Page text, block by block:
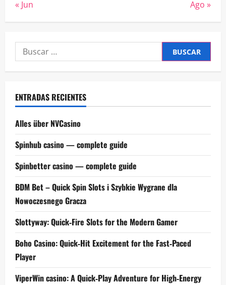
« Jun Ago »
Buscar:
ENTRADAS RECIENTES
Alles über NVCasino
Spinhub casino — complete guide
Spinbetter casino — complete guide
BDM Bet – Quick Spin Slots i Szybkie Wygrane dla
Nowoczesnego Gracza
Slottyway: Quick‑Fire Slots for the Modern Gamer
Boho Casino: Quick‑Hit Excitement for the Fast‑Paced
Player
ViperWin casino: A Quick‑Play Adventure for High‑Energy